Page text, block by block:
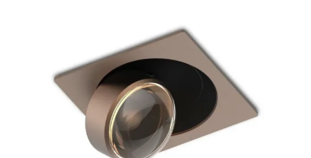
Räume
Außenleuchten
Lichtplanung
Referenzen